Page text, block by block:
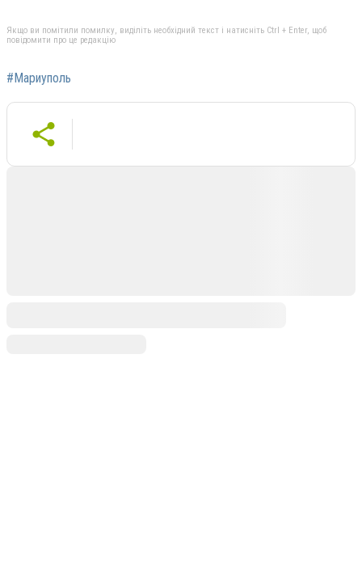
Якщо ви помітили помилку, виділіть необхідний текст і натисніть Ctrl + Enter, щоб
повідомити про це редакцію
#Мариуполь